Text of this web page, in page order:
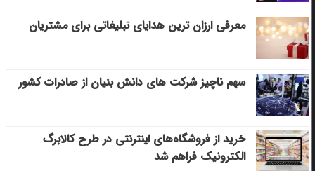
معرفی ارزان ترین هدایای تبلیغاتی برای مشتریان
سهم ناچیز شرکت های دانش بنیان از صادرات کشور
خرید از فروشگاه‌های اینترنتی در طرح کالابرگ
الکترونیک فراهم شد